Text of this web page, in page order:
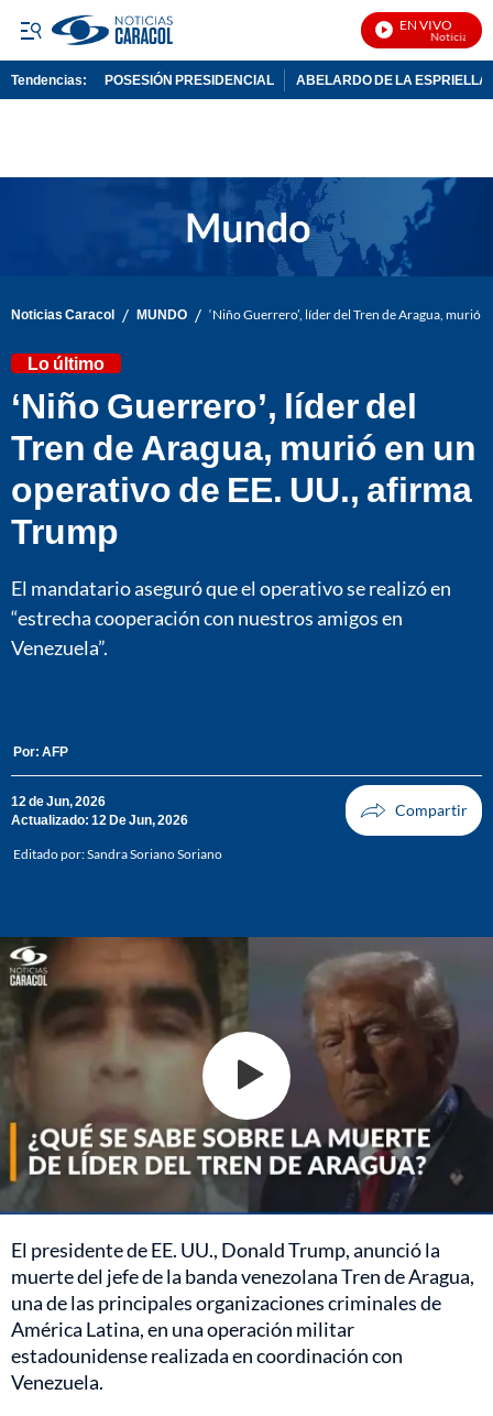
EN VIVO
Noticias
Tendencias: POSESIÓN PRESIDENCIAL ABELARDO DE LA ESPRIELLA
Noticias Caracol / MUNDO / ‘Niño Guerrero’, líder del Tren de Aragua, murió
Lo último
‘Niño Guerrero’, líder del
Tren de Aragua, murió en un
operativo de EE. UU., afirma
Trump
El mandatario aseguró que el operativo se realizó en
“estrecha cooperación con nuestros amigos en
Venezuela”.
Por: AFP
12 de Jun, 2026
Actualizado: 12 De Jun, 2026
Editado por:Sandra Soriano Soriano
El presidente de EE. UU., Donald Trump, anunció la
muerte del jefe de la banda venezolana Tren de Aragua,
una de las principales organizaciones criminales de
América Latina, en una operación militar
estadounidense realizada en coordinación con
Venezuela.